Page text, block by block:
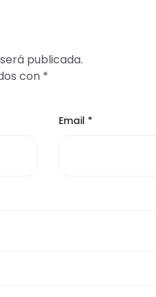
publicada.
con *
Email *